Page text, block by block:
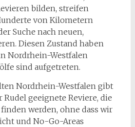
bilden, streifen
von Kilometern
Suche nach neuen,
Diesen Zustand haben
Nordrhein-Westfalen
sind aufgetreten.
Nordrhein-Westfalen gibt
geeignete Reviere, die
werden, ohne dass wir
und No-Go-Areas